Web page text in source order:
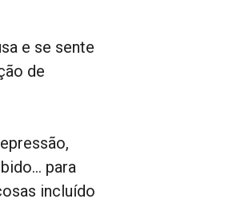
e se sente
de
para
incluído